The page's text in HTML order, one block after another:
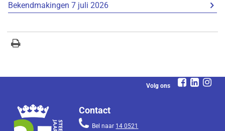
Bekendmakingen 7 juli 2026
Volg ons
Contact
Bel naar 14 0521